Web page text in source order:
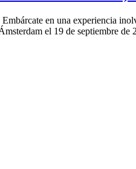
en una experiencia
el 19 de septiembre